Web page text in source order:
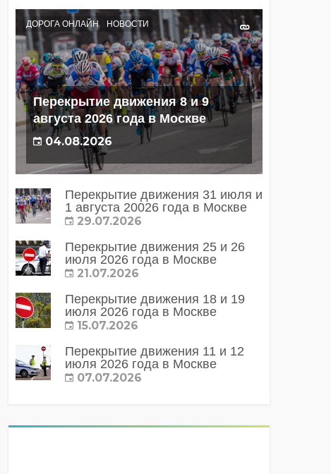
ДОРОГА ОНЛАЙН НОВОСТИ
Перекрытие движения 8 и 9
августа 2026 года в Москве
04.08.2026
Перекрытие движения 31 июля и
1 августа 20026 года в Москве
29.07.2026
Перекрытие движения 25 и 26
июля 2026 года в Москве
21.07.2026
Перекрытие движения 18 и 19
июля 2026 года в Москве
15.07.2026
Перекрытие движения 11 и 12
июля 2026 года в Москве
07.07.2026